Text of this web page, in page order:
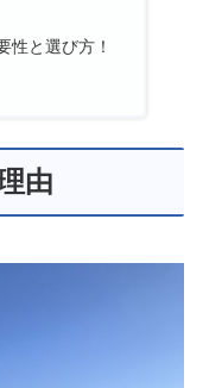
性と選び方！
由